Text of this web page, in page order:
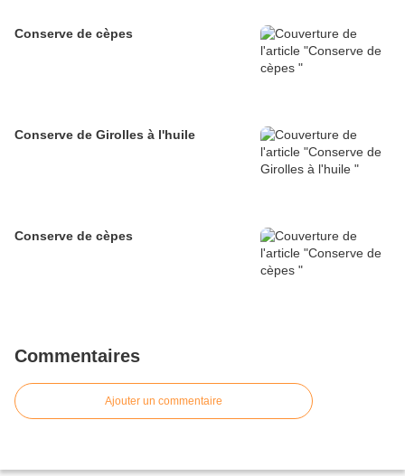
Conserve de cèpes
Conserve de Girolles à l'huile
Conserve de cèpes
Commentaires
Ajouter un commentaire